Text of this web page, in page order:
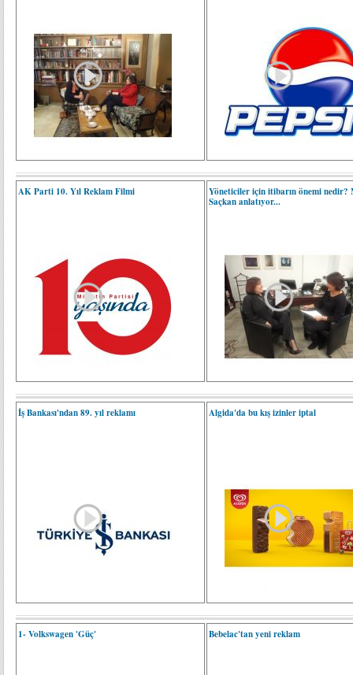
AK Parti 10. Yıl Reklam Filmi
Yöneticiler için itibarın önemi nedir?
Saçkan anlatıyor...
İş Bankası'ndan 89. yıl reklamı Algida'da bu kış izinler iptal
1- Volkswagen 'Güç' Bebelac'tan yeni reklam